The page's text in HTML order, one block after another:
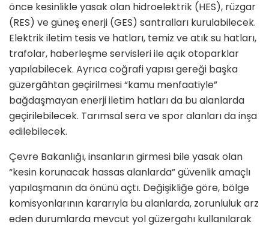
önce kesinlikle yasak olan hidroelektrik (HES), rüzgar
(RES) ve güneş enerji (GES) santralları kurulabilecek.
Elektrik iletim tesis ve hatları, temiz ve atık su hatları,
trafolar, haberleşme servisleri ile açık otoparklar
yapılabilecek. Ayrıca coğrafi yapısı gereği başka
güzergâhtan geçirilmesi “kamu menfaatiyle”
bağdaşmayan enerji iletim hatları da bu alanlarda
geçirilebilecek. Tarımsal sera ve spor alanları da inşa
edilebilecek.
Çevre Bakanlığı, insanların girmesi bile yasak olan
“kesin korunacak hassas alanlarda” güvenlik amaçlı
yapılaşmanın da önünü açtı. Değişikliğe göre, bölge
komisyonlarının kararıyla bu alanlarda, zorunluluk arz
eden durumlarda mevcut yol güzergahı kullanılarak